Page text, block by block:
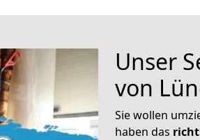
Unser
von
Sie wollen
haben das